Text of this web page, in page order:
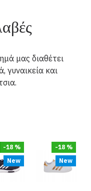
μας διαθέτει
γυναικεία και
New
-18 %
New
-18 %